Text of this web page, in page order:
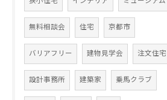
無料相談会 住宅 京都市
バリアフリー 建物見学会 注文住宅
設計事務所 建築家 乗馬クラブ